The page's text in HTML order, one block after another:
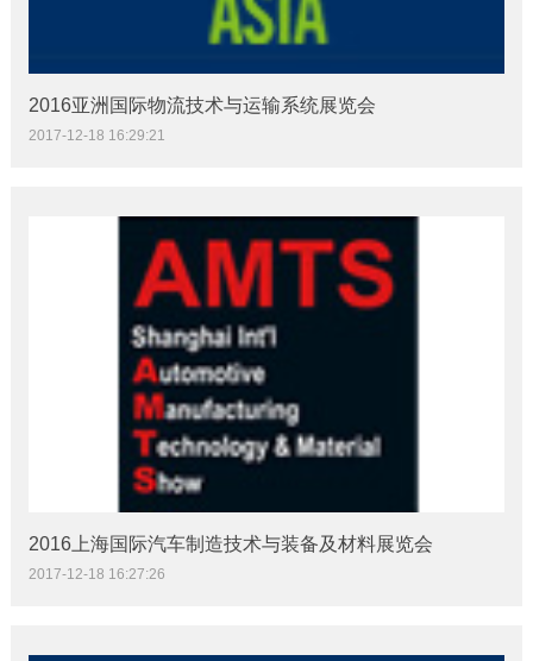
2016亚洲国际物流技术与运输系统展览会
2017-12-18 16:29:21
2016上海国际汽车制造技术与装备及材料展览会
2017-12-18 16:27:26